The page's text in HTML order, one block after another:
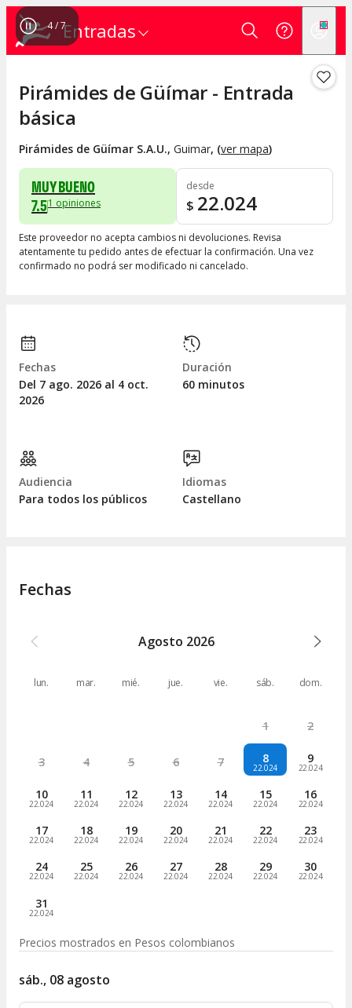
Entradas
4/7
Pirámides de Güímar - Entrada
básica
Pirámides de Güímar S.A.U., Guimar, (ver mapa)
MUY BUENO
7.51 opiniones
desde
$ 22.024
Este proveedor no acepta cambios ni devoluciones. Revisa
atentamente tu pedido antes de efectuar la confirmación. Una vez
confirmado no podrá ser modificado ni cancelado.
Fechas
Del 7 ago. 2026 al 4 oct.
2026
Duración
60 minutos
Audiencia
Para todos los públicos
Idiomas
Castellano
Fechas
Agosto 2026
lun. mar. mié. jue. vie. sáb. dom.
1 2
3 4 5 6 7 8
22.024
9
22.024
10
22.024
11
22.024
12
22.024
13
22.024
14
22.024
15
22.024
16
22.024
17
22.024
18
22.024
19
22.024
20
22.024
21
22.024
22
22.024
23
22.024
24
22.024
25
22.024
26
22.024
27
22.024
28
22.024
29
22.024
30
22.024
31
22.024
Precios mostrados en Pesos colombianos
sáb., 08 agosto